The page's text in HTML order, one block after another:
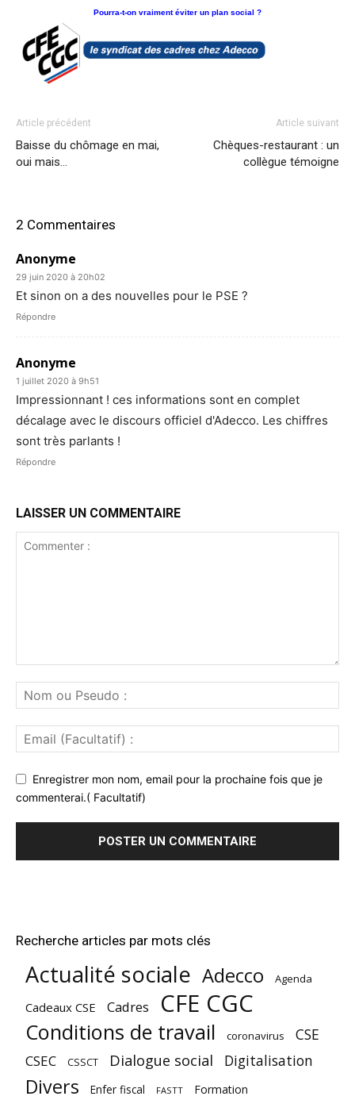
Pourra-t-on vraiment éviter un plan social ?
Article précédent
Baisse du chômage en mai,
oui mais…
Article suivant
Chèques-restaurant : un
collègue témoigne
2 Commentaires
Anonyme
29 juin 2020 à 20h02
Et sinon on a des nouvelles pour le PSE ?
Répondre
Anonyme
1 juillet 2020 à 9h51
Impressionnant ! ces informations sont en complet
décalage avec le discours officiel d'Adecco. Les chiffres
sont très parlants !
Répondre
LAISSER UN COMMENTAIRE
Enregistrer mon nom, email pour la prochaine fois que je
commenterai.( Facultatif)
Recherche articles par mots clés
Actualité sociale Adecco Agenda
Cadeaux CSE Cadres CFE CGC
Conditions de travail coronavirus CSE
CSEC CSSCT Dialogue social Digitalisation
Divers Enfer fiscal FASTT Formation